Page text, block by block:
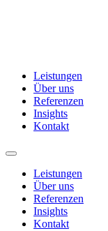
Leistungen
Über uns
Referenzen
Insights
Kontakt
Leistungen
Über uns
Referenzen
Insights
Kontakt